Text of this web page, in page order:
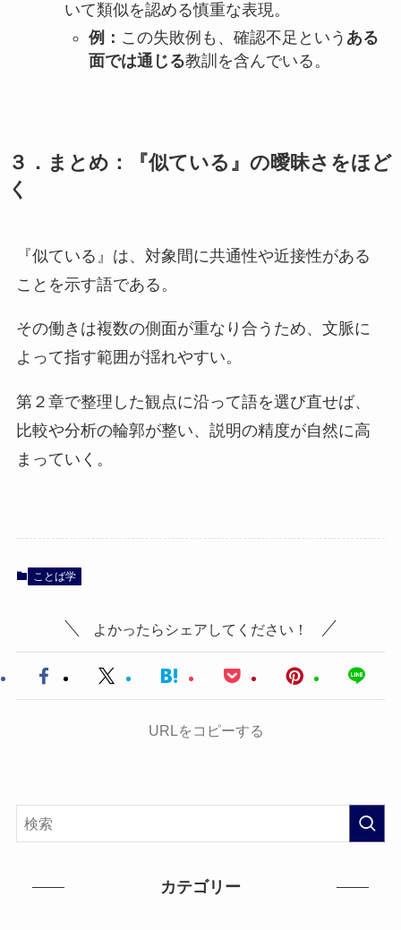
いて類似を認める慎重な表現。
例： この失敗例も、確認不足という ある
面では通じる教訓を含んでいる。
３．まとめ：『似ている』の曖昧さをほど
く
『似ている』は、対象間に共通性や近接性がある
ことを示す語である。
その働きは複数の側面が重なり合うため、文脈に
よって指す範囲が揺れやすい。
第２章で整理した観点に沿って語を選び直せば、
比較や分析の輪郭が整い、説明の精度が自然に高
まっていく。
ことば学
よかったらシェアしてください！
URLをコピーする
カテゴリー